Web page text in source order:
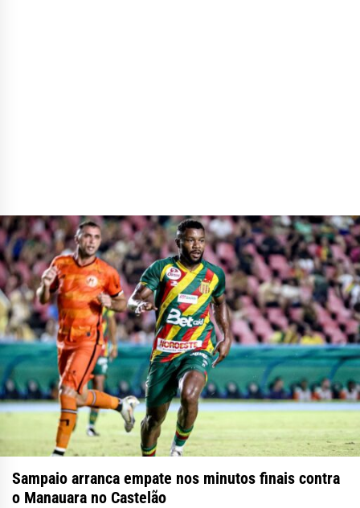
Sampaio arranca empate nos minutos finais contra
o Manauara no Castelão